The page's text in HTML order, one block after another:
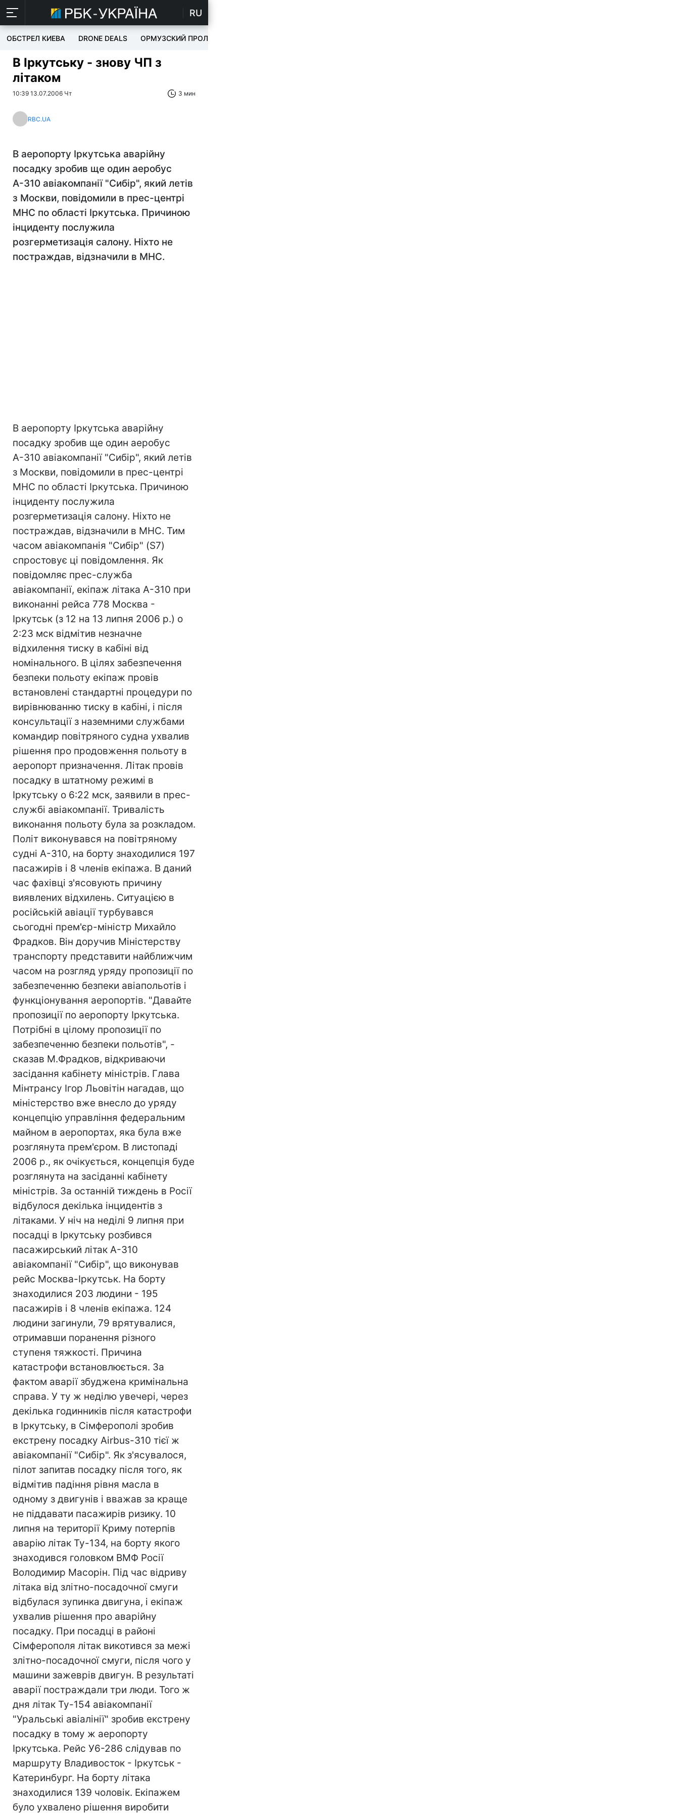
RU
ОБСТРЕЛ КИЕВА DRONE DEALS ОРМУЗСКИЙ ПРОЛИВ
В Іркутську - знову ЧП з
літаком
10:39 13.07.2006 Чт 3 мин
RBC.UA
В аеропорту Іркутська аварійну
посадку зробив ще один аеробус
А-310 авіакомпанії "Сибір", який летів
з Москви, повідомили в прес-центрі
МНС по області Іркутська. Причиною
інциденту послужила
розгерметизація салону. Ніхто не
постраждав, відзначили в МНС.
В аеропорту Іркутська аварійну
посадку зробив ще один аеробус
А-310 авіакомпанії "Сибір", який летів
з Москви, повідомили в прес-центрі
МНС по області Іркутська. Причиною
інциденту послужила
розгерметизація салону. Ніхто не
постраждав, відзначили в МНС. Тим
часом авіакомпанія "Сибір" (S7)
спростовує ці повідомлення. Як
повідомляє прес-служба
авіакомпанії, екіпаж літака А-310 при
виконанні рейса 778 Москва -
Іркутськ (з 12 на 13 липня 2006 р.) о
2:23 мск відмітив незначне
відхилення тиску в кабіні від
номінального. В цілях забезпечення
безпеки польоту екіпаж провів
встановлені стандартні процедури по
вирівнюванню тиску в кабіні, і після
консультації з наземними службами
командир повітряного судна ухвалив
рішення про продовження польоту в
аеропорт призначення. Літак провів
посадку в штатному режимі в
Іркутську о 6:22 мск, заявили в прес-
службі авіакомпанії. Тривалість
виконання польоту була за розкладом.
Політ виконувався на повітряному
судні А-310, на борту знаходилися 197
пасажирів і 8 членів екіпажа. В даний
час фахівці з'ясовують причину
виявлених відхилень. Ситуацією в
російській авіації турбувався
сьогодні прем'єр-міністр Михайло
Фрадков. Він доручив Міністерству
транспорту представити найближчим
часом на розгляд уряду пропозиції по
забезпеченню безпеки авіапольотів і
функціонування аеропортів. "Давайте
пропозиції по аеропорту Іркутська.
Потрібні в цілому пропозиції по
забезпеченню безпеки польотів", -
сказав М.Фрадков, відкриваючи
засідання кабінету міністрів. Глава
Мінтрансу Ігор Льовітін нагадав, що
міністерство вже внесло до уряду
концепцію управління федеральним
майном в аеропортах, яка була вже
розглянута прем'єром. В листопаді
2006 р., як очікується, концепція буде
розглянута на засіданні кабінету
міністрів. За останній тиждень в Росії
відбулося декілька інцидентів з
літаками. У ніч на неділі 9 липня при
посадці в Іркутську розбився
пасажирський літак А-310
авіакомпанії "Сибір", що виконував
рейс Москва-Іркутськ. На борту
знаходилися 203 людини - 195
пасажирів і 8 членів екіпажа. 124
людини загинули, 79 врятувалися,
отримавши поранення різного
ступеня тяжкості. Причина
катастрофи встановлюється. За
фактом аварії збуджена кримінальна
справа. У ту ж неділю увечері, через
декілька годинників після катастрофи
в Іркутську, в Сімферополі зробив
екстрену посадку Airbus-310 тієї ж
авіакомпанії "Сибір". Як з'ясувалося,
пілот запитав посадку після того, як
відмітив падіння рівня масла в
одному з двигунів і вважав за краще
не піддавати пасажирів ризику. 10
липня на території Криму потерпів
аварію літак Ту-134, на борту якого
знаходився головком ВМФ Росії
Володимир Масорін. Під час відриву
літака від злітно-посадочної смуги
відбулася зупинка двигуна, і екіпаж
ухвалив рішення про аварійну
посадку. При посадці в районі
Сімферополя літак викотився за межі
злітно-посадочної смуги, після чого у
машини зажеврів двигун. В результаті
аварії постраждали три люди. Того ж
дня літак Ту-154 авіакомпанії
"Уральські авіалінії" зробив екстрену
посадку в тому ж аеропорту
Іркутська. Рейс У6-286 слідував по
маршруту Владивосток - Іркутськ -
Катеринбург. На борту літака
знаходилися 139 чоловік. Екіпажем
було ухвалено рішення виробити